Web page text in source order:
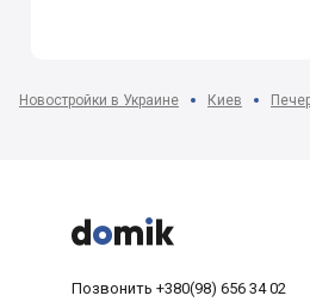
Новостройки в Украине Киев



Позвонить +380(98) 656 34 02